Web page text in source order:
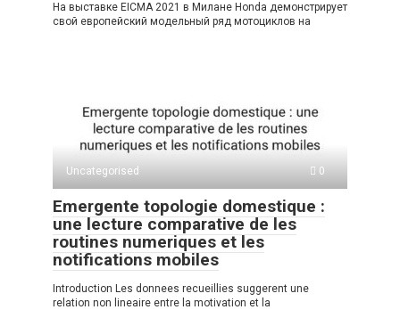
На выставке EICMA 2021 в Милане Honda демонстрирует
свой европейский модельный ряд мотоциклов на
Uncategorised 0
Emergente topologie domestique :
une lecture comparative de les
routines numeriques et les
notifications mobiles
Introduction Les donnees recueillies suggerent une
relation non lineaire entre la motivation et la